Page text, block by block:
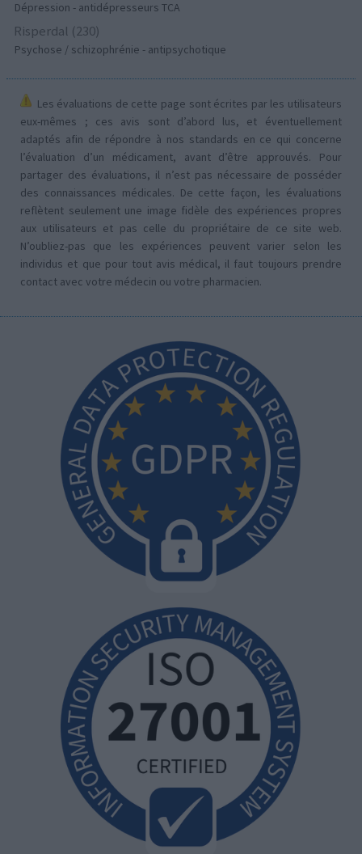
Dépression - antidépresseurs TCA
Risperdal (230)
Psychose / schizophrénie - antipsychotique
Les évaluations de cette page sont écrites par les utilisateurs
eux-mêmes ; ces avis sont d’abord lus, et éventuellement
adaptés afin de répondre à nos standards en ce qui concerne
l’évaluation d’un médicament, avant d’être approuvés. Pour
partager des évaluations, il n’est pas nécessaire de posséder
des connaissances médicales. De cette façon, les évaluations
reflètent seulement une image fidèle des expériences propres
aux utilisateurs et pas celle du propriétaire de ce site web.
N’oubliez-pas que les expériences peuvent varier selon les
individus et que pour tout avis médical, il faut toujours prendre
contact avec votre médecin ou votre pharmacien.